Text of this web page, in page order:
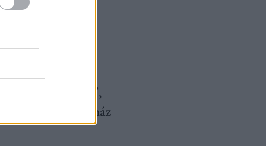
hangosan
mernek „húzni”,
ez a színház